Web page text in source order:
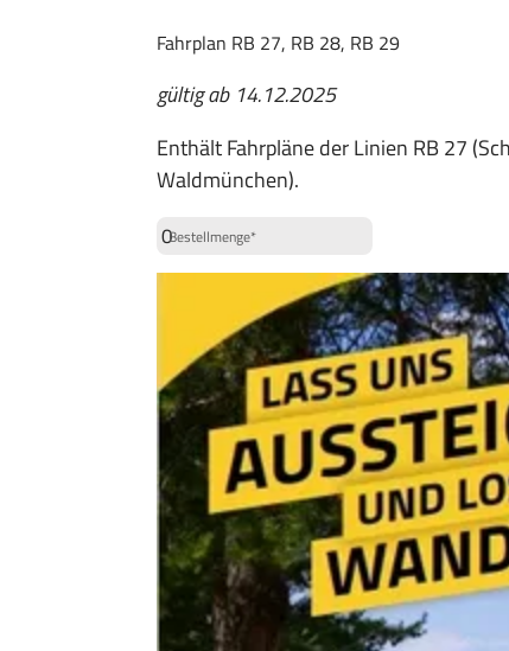
Fahrplan RB 27, RB 28, RB 29
gültig ab 14.12.2025
Enthält Fahrpläne der Linien RB 27
Waldmünchen).
Bestellmenge*